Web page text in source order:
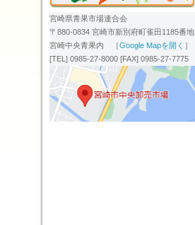
宮崎県青果市場連合会
〒880-0834 宮崎市新別府町雀田1185番地
宮崎中央青果内 ［Google Mapを開く ］
[TEL] 0985-27-8000 [FAX] 0985-27-7775